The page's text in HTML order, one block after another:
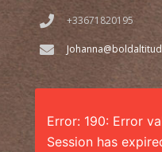
+33671820195
Error: 190: Error
Session has